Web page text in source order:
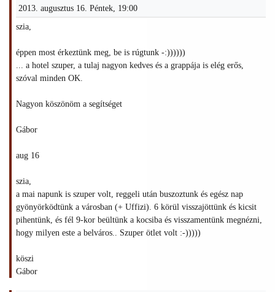
2013. augusztus 16. Péntek, 19:00
szia,
éppen most érkeztünk meg, be is rúgtunk -:))))))
... a hotel szuper, a tulaj nagyon kedves és a grappája is elég erős,
szóval minden OK.
Nagyon köszönöm a segítséget
Gábor
aug 16
szia,
a mai napunk is szuper volt, reggeli után buszoztunk és egész nap
gyönyörködtünk a városban (+ Uffizi). 6 körül visszajöttünk és kicsit
pihentünk, és fél 9-kor beültünk a kocsiba és visszamentünk megnézni,
hogy milyen este a belváros.. Szuper ötlet volt :-)))))
köszi
Gábor